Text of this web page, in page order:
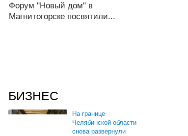
Форум "Новый дом" в
Магнитогорске посвятили...
БИЗНЕС
На границе
Челябинской области
снова развернули